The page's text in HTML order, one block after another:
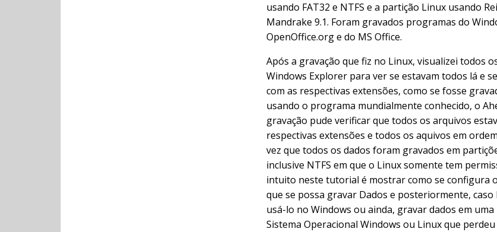
usando FAT32 e NTFS e a partição Linux usando
Mandrake 9.1. Foram gravados programas do
OpenOffice.org e do MS Office.
Após a gravação que fiz no Linux, visualizei todos
Windows Explorer para ver se estavam todos lá e
com as respectivas extensões, como se fosse
usando o programa mundialmente conhecido, o
gravação pude verificar que todos os arquivos
respectivas extensões e todos os aquivos em
vez que todos os dados foram gravados em
inclusive NTFS em que o Linux somente tem
intuito neste tutorial é mostrar como se configura
que se possa gravar Dados e posteriormente, caso
usá-lo no Windows ou ainda, gravar dados em uma
Sistema Operacional Windows ou Linux que